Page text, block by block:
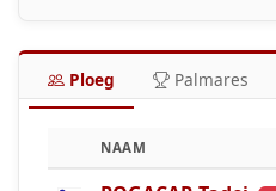
Ploeg Palmares
NAAM